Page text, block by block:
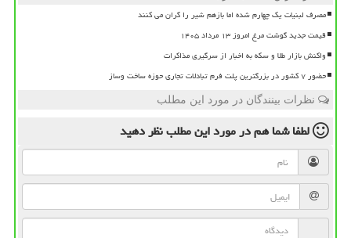
مصرف لبنیات یک چهارم شده اما بازهم شیر را گران می کنند
قیمت جدید گوشت مرغ امروز ۱۳ مرداد ۱۴۰۵
واکنش بازار طلا و سکه به اخبار از سرگیری مذاکرات
حضور ۷ کشور در بزرگترین پلت فرم تبادلات تجاری حوزه ساخت وساز
نظرات بینندگان در مورد این مطلب
لطفا شما همدر مورد این مطلبنظر دهید